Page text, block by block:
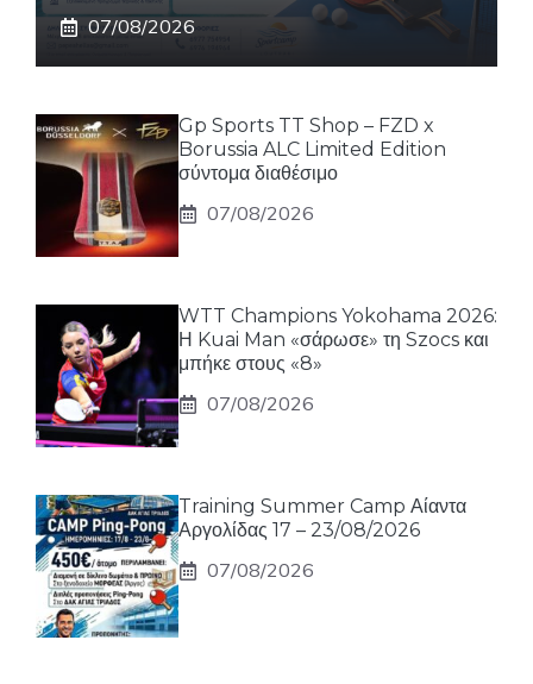
07/08/2026
Gp Sports TT Shop – FZD x
Borussia ALC Limited Edition
σύντομα διαθέσιμο
07/08/2026
WTT Champions Yokohama 2026:
Η Kuai Man «σάρωσε» τη Szocs και
μπήκε στους «8»
07/08/2026
Training Summer Camp Αίαντα
Αργολίδας 17 – 23/08/2026
07/08/2026